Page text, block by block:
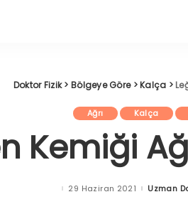
Doktor Fizik> Bölgeye Göre>Kalça >
Ağrı Kalça
Kemiği
29 Haziran 2021 Posted
Uzman